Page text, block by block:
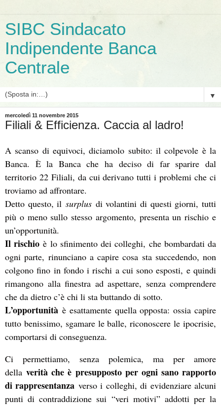
SIBC Sindacato
Indipendente Banca
Centrale
▼
mercoledì 11 novembre 2015
Filiali & Efficienza. Caccia al ladro!
A scanso di equivoci, diciamolo subito: il colpevole è la
Banca. È la Banca che ha deciso di far sparire dal
territorio 22 Filiali, da cui derivano tutti i problemi che ci
troviamo ad affrontare.
Detto questo, il surplus di volantini di questi giorni, tutti
più o meno sullo stesso argomento, presenta un rischio e
un’opportunità.
Il rischio è lo sfinimento dei colleghi, che bombardati da
ogni parte, rinunciano a capire cosa sta succedendo, non
colgono fino in fondo i rischi a cui sono esposti, e quindi
rimangono alla finestra ad aspettare, senza comprendere
che da dietro c’è chi li sta buttando di sotto.
L’opportunità è esattamente quella opposta: ossia capire
tutto benissimo, sgamare le balle, riconoscere le ipocrisie,
comportarsi di conseguenza.
Ci permettiamo, senza polemica, ma per amore
dellaverità che è presupposto per ogni sano rapporto
di rappresentanza verso i colleghi, di evidenziare alcuni
punti di contraddizione sui “veri motivi” addotti per la